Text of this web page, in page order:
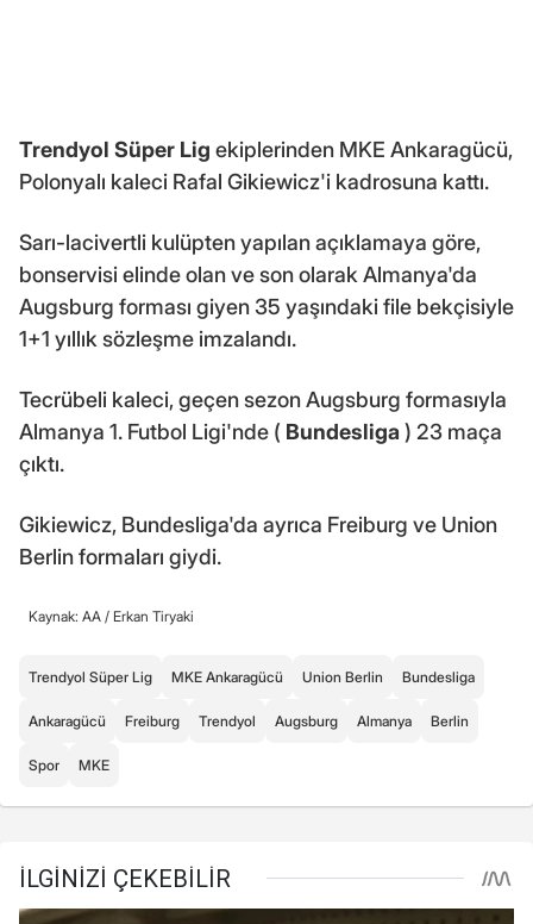
Trendyol Süper Lig ekiplerinden MKE Ankaragücü,
Polonyalı kaleci Rafal Gikiewicz'i kadrosuna kattı.
Sarı-lacivertli kulüpten yapılan açıklamaya göre,
bonservisi elinde olan ve son olarak Almanya'da
Augsburg forması giyen 35 yaşındaki file bekçisiyle
1+1 yıllık sözleşme imzalandı.
Tecrübeli kaleci, geçen sezon Augsburg formasıyla
Almanya 1. Futbol Ligi'nde ( Bundesliga ) 23 maça
çıktı.
Gikiewicz, Bundesliga'da ayrıca Freiburg ve Union
Berlin formaları giydi.
Kaynak: AA / Erkan Tiryaki
Trendyol Süper Lig MKE Ankaragücü Union Berlin Bundesliga
Ankaragücü Freiburg Trendyol Augsburg Almanya Berlin
Spor MKE